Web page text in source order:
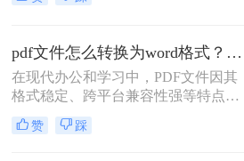
时，很多人会遇到困难。此时，将
必要操作。面对"pdf格式怎么免费转
换成word"这一常见需求，本文将为
您详细介绍五种安全、高效且完全免
费的转换方法，帮助您轻松实现格式
转换。
pdf文件怎么转换为word格式？这3种转换方法可以尝试下！
在现代办公和学习中，PDF文件因其
格式稳定、跨平台兼容性强等特点而
被广泛使用。然而，当需要编辑PDF
文件中的内容时，将其转换为Word格
赞 踩